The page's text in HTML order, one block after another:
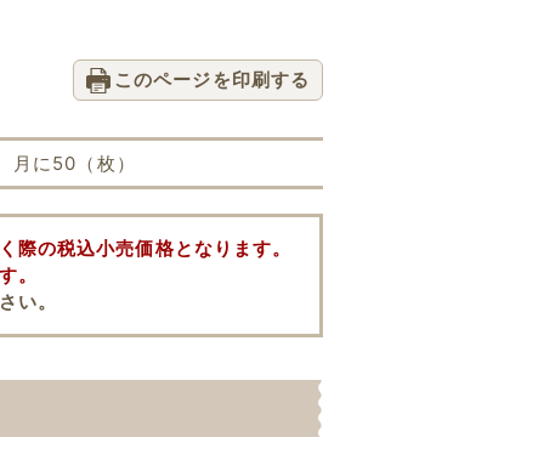
このページを印刷する
月に50（枚）
際の税込小売価格となります。
。
い。